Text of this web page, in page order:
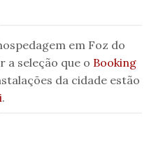
em Foz do
a seleção que o Booking
da cidade estão
.